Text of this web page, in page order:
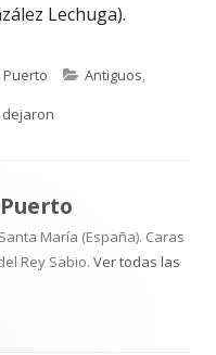
Lechuga).
Categorías
Antiguos,
María (España). Caras
Rey Sabio. Ver todas las